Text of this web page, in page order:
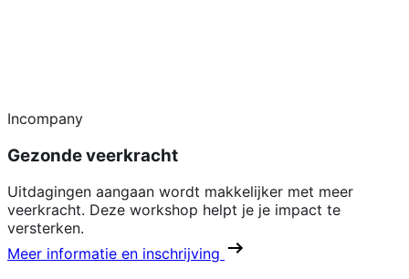
Incompany
Gezonde veerkracht
Uitdagingen aangaan wordt makkelijker met meer
veerkracht. Deze workshop helpt je je impact te
versterken.
Meer informatie en inschrijving